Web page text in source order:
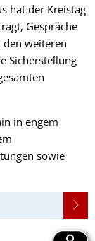
hat der Kreistag
Gespräche
weiteren
Sicherstellung
in engem
sowie